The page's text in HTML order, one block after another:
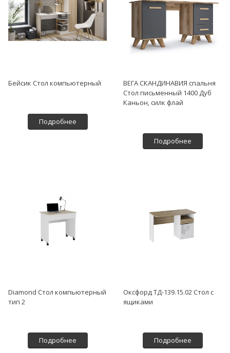
Бейсик Стол компьютерный
Подробнее
ВЕГА СКАНДИНАВИЯ спальня
Стол письменный 1400 Дуб
Каньон, силк флай
Подробнее
Diamond Стол компьютерный
тип 2
Подробнее
Оксфорд ТД-139.15.02 Стол с
ящиками
Подробнее